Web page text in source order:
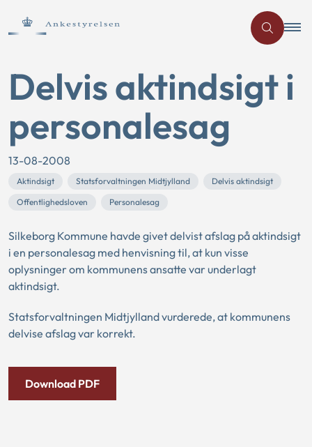
Delvis aktindsigt i
personalesag
13-08-2008
Aktindsigt Statsforvaltningen Midtjylland
Delvis aktindsigt
Offentlighedsloven
Personalesag
Silkeborg Kommune havde givet delvist afslag på aktindsigt
i en personalesag med henvisning til, at kun visse
oplysninger om kommunens ansatte var underlagt
aktindsigt.
Statsforvaltningen Midtjylland vurderede, at kommunens
delvise afslag var korrekt.
Download PDF